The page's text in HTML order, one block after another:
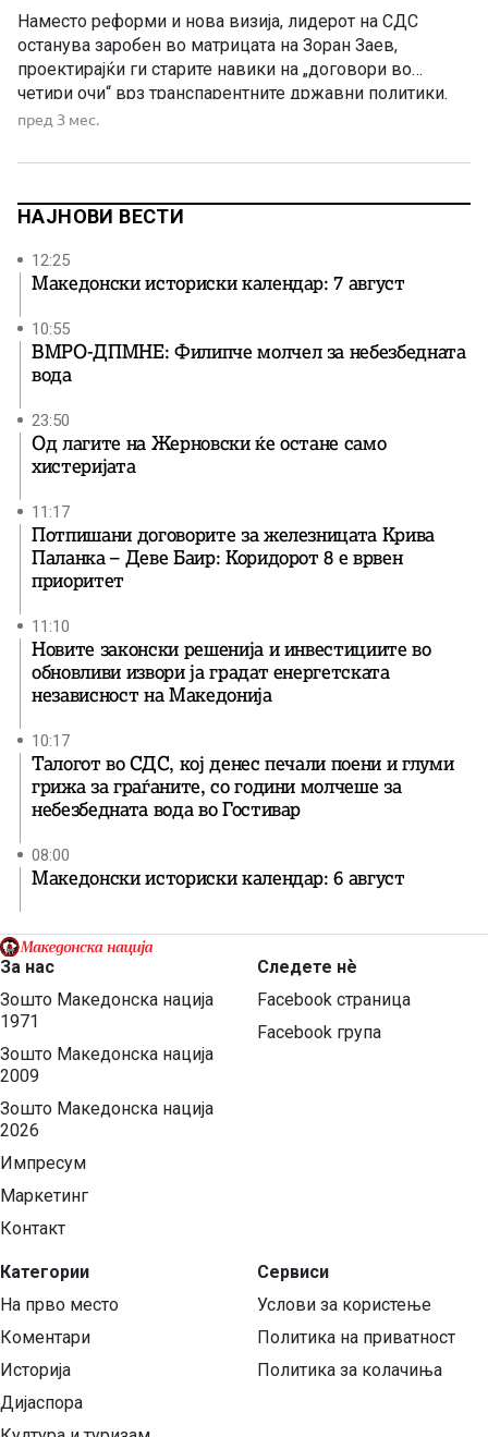
Наместо реформи и нова визија, лидерот на СДС
останува заробен во матрицата на Зоран Заев,
проектирајќи ги старите навики на „договори во
четири очи“ врз транспарентните државни политики.
пред 3 мес.
НАЈНОВИ ВЕСТИ
12:25
Македонски историски календар: 7 август
10:55
ВМРО-ДПМНЕ: Филипче молчел за небезбедната
вода
23:50
Од лагите на Жерновски ќе остане само
хистеријата
11:17
Потпишани договорите за железницата Крива
Паланка – Деве Баир: Коридорот 8 е врвен
приоритет
11:10
Новите законски решенија и инвестициите во
обновливи извори ја градат енергетската
независност на Македонија
10:17
Талогот во СДС, кој денес печали поени и глуми
грижа за граѓаните, со години молчеше за
небезбедната вода во Гостивар
08:00
Македонски историски календар: 6 август
За нас
Зошто Македонска нација
1971
Зошто Македонска нација
2009
Зошто Македонска нација
2026
Импресум
Маркетинг
Контакт
Категории
На прво место
Коментари
Историја
Дијаспора
Следете нѐ
Facebook страница
Facebook група
Сервиси
Услови за користење
Политика на приватност
Политика за колачиња